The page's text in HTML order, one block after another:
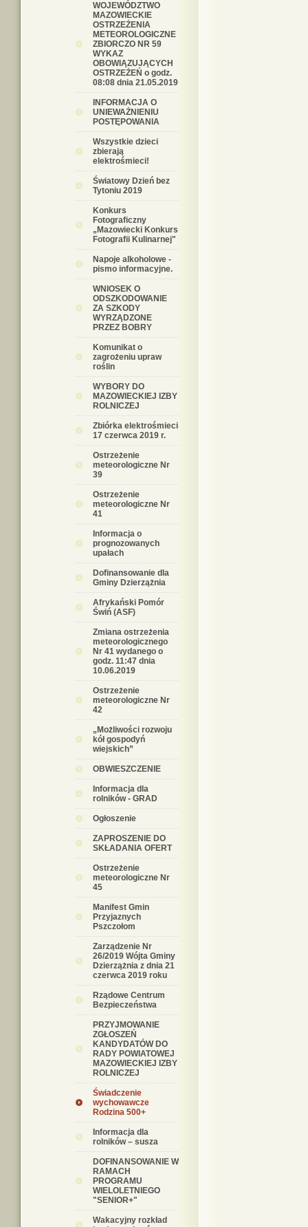
WOJEWÓDZTWO
MAZOWIECKIE
OSTRZEŻENIA
METEOROLOGICZNE
ZBIORCZO NR 59
WYKAZ
OBOWIĄZUJĄCYCH
OSTRZEŻEŃ o godz.
08:08 dnia 21.05.2019
INFORMACJA O
UNIEWAŻNIENIU
POSTĘPOWANIA
Wszystkie dzieci
zbierają
elektrośmieci!
Światowy Dzień bez
Tytoniu 2019
Konkurs
Fotograficzny
„Mazowiecki Konkurs
Fotografii Kulinarnej"
Napoje alkoholowe -
pismo informacyjne.
WNIOSEK O
ODSZKODOWANIE
ZA SZKODY
WYRZĄDZONE
PRZEZ BOBRY
Komunikat o
zagrożeniu upraw
roślin
WYBORY DO
MAZOWIECKIEJ IZBY
ROLNICZEJ
Zbiórka elektrośmieci
17 czerwca 2019 r.
Ostrzeżenie
meteorologiczne Nr
39
Ostrzeżenie
meteorologiczne Nr
41
Informacja o
prognozowanych
upałach
Dofinansowanie dla
Gminy Dzierzążnia
Afrykański Pomór
Świń (ASF)
Zmiana ostrzeżenia
meteorologicznego
Nr 41 wydanego o
godz. 11:47 dnia
10.06.2019
Ostrzeżenie
meteorologiczne Nr
42
„Możliwości rozwoju
kół gospodyń
wiejskich”
OBWIESZCZENIE
Informacja dla
rolników - GRAD
Ogłoszenie
ZAPROSZENIE DO
SKŁADANIA OFERT
Ostrzeżenie
meteorologiczne Nr
45
Manifest Gmin
Przyjaznych
Pszczołom
Zarządzenie Nr
26/2019 Wójta Gminy
Dzierzążnia z dnia 21
czerwca 2019 roku
Rządowe Centrum
Bezpieczeństwa
PRZYJMOWANIE
ZGŁOSZEŃ
KANDYDATÓW DO
RADY POWIATOWEJ
MAZOWIECKIEJ IZBY
ROLNICZEJ
Świadczenie
wychowawcze
Rodzina 500+
Informacja dla
rolników – susza
DOFINANSOWANIE W
RAMACH
PROGRAMU
WIELOLETNIEGO
"SENIOR+"
Wakacyjny rozkład